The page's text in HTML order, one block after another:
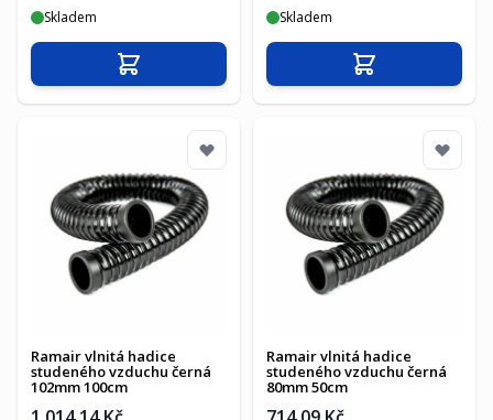
Skladem
Přidat do košíku
Skladem
Přidat do košíku
Ramair vlnitá hadice
studeného vzduchu černá
102mm 100cm
Ramair vlnitá hadice
studeného vzduchu černá
80mm 50cm